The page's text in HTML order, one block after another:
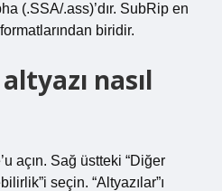
(.SSA/.ass)’dır. SubRip en
biridir.
nasıl
açın. Sağ üstteki “Diğer
seçin. “Altyazılar”ı